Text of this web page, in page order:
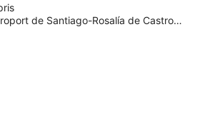
est
de Santiago-Rosalía de Castro